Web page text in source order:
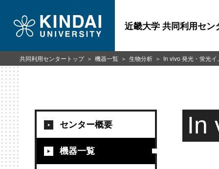
近畿大学 共同利用セン
センター概要
機器一覧
In
共同利用センタートップ 機器一覧 生物分析 In vivo 発光・蛍光